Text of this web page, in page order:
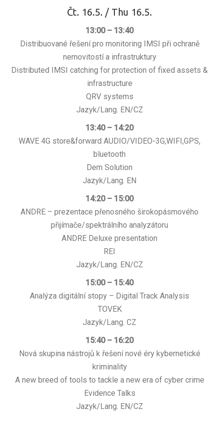
Čt. 16.5. / Thu 16.5.
13:00 – 13:40
Distribuované řešení pro monitoring IMSI při ochraně
nemovitostí a infrastruktury
Distributed IMSI catching for protection of fixed assets &
infrastructure
QRV systems
Jazyk/Lang. EN/CZ
13:40 – 14:20
WAVE 4G store&forward AUDIO/VIDEO-3G,WIFI,GPS,
bluetooth
Dem Solution
Jazyk/Lang. EN
14:20 – 15:00
ANDRE – prezentace přenosného širokopásmového
přijímače/spektrálního analyzátoru
ANDRE Deluxe presentation
REI
Jazyk/Lang. EN/CZ
15:00 – 15:40
Analýza digitální stopy – Digital Track Analysis
TOVEK
Jazyk/Lang. CZ
15:40 – 16:20
Nová skupina nástrojů k řešení nové éry kybernetické
kriminality
A new breed of tools to tackle a new era of cyber crime
Evidence Talks
Jazyk/Lang. EN/CZ